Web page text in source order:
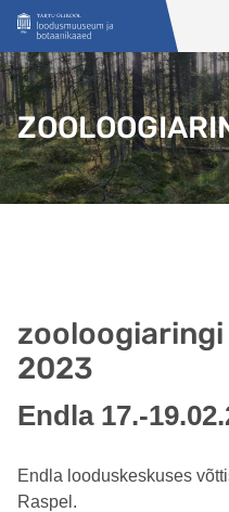
Liigu edasi põhisisu juurde
2023
Endla 17.-
Endla looduskeskuses
Raspel.